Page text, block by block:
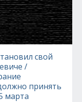
свой
/
принять
марта